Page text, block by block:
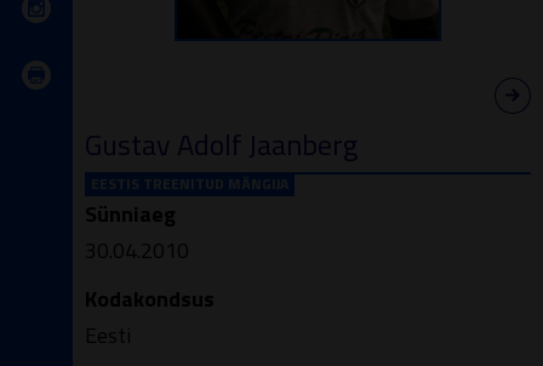
EESTIS TREENITUD MÄNGIJA
Gustav Adolf Jaanberg
Sünniaeg
30.04.2010
Kodakondsus
Eesti